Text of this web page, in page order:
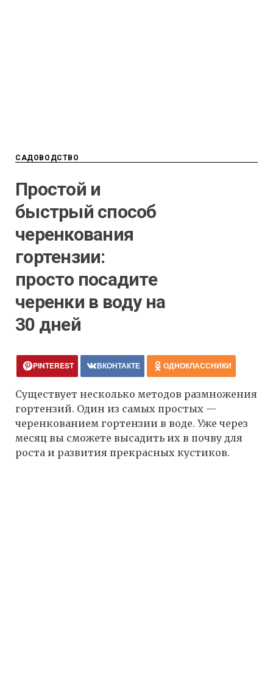
САДОВОДСТВО
Простой и
быстрый способ
черенкования
гортензии:
просто посадите
черенки в воду на
30 дней
PINTEREST ВКОНТАКТЕ ОДНОКЛАССНИКИ
Существует несколько методов размножения
гортензий. Один из самых простых —
черенкованием гортензии в воде. Уже через
месяц вы сможете высадить их в почву для
роста и развития прекрасных кустиков.